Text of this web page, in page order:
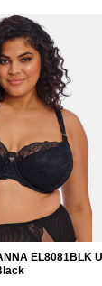
EL8081BLK